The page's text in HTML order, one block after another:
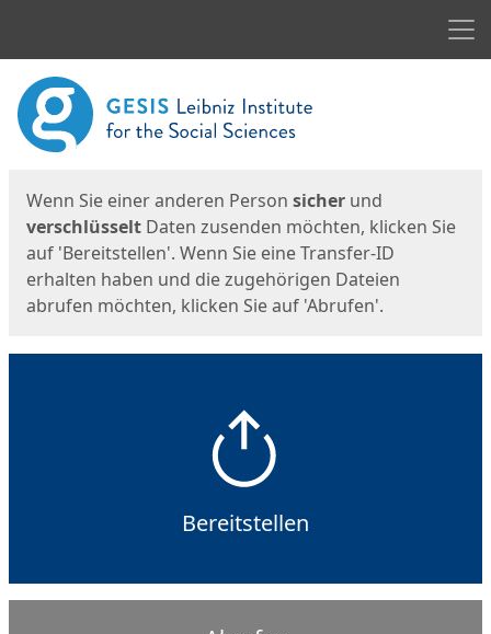
Start
Wenn Sie einer anderen Person sicher und
verschlüsselt Daten zusenden möchten, klicken Sie
auf 'Bereitstellen'. Wenn Sie eine Transfer-ID
erhalten haben und die zugehörigen Dateien
abrufen möchten, klicken Sie auf 'Abrufen'.
Bereitstellen